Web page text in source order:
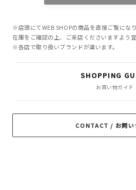
INCOMPLETE
TOKYO
Little Yarmouth
MASSES MINE
POLIQUANT
RADIALL RATS
ROUGH AND
※店頭にてWEB SHOPの商品を直接ご覧にな
在庫をご確認の上、ご来店くださいますよう
※各店で取り扱いブランドが違います。
SHOPPING
お買い物ガイド
CONTACT / お問い